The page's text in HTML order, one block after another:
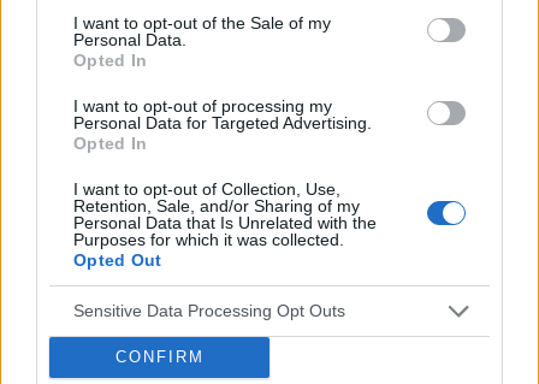
I want to opt-out of the Sale of my
Personal Data.
Opted In
I want to opt-out of processing my
Personal Data for Targeted Advertising.
Opted In
I want to opt-out of Collection, Use,
Retention, Sale, and/or Sharing of my
Personal Data that Is Unrelated with the
Purposes for which it was collected.
Opted Out
Sensitive Data Processing Opt Outs
CONFIRM
Dzień dobry, w czwartek miałam stosunek w
sobotę dostałam krwawienie z odstawienia i
nowe opakowanie tabletek pierwsza wzięłam
prawidłowo drogiej w poniedziałek zapomniałam
dwie. Moje pytanie brzmi jakie jest ryzyko ciąży
w tym przypadku biorąc pod uwagę ten
stosunek z czwartku.
Forum:Antykoncepcja
gość
Qlaira
Co robić ? Zapomniałam tabletki qlaira w 6 dniu.
Stosunek był dwa dni wcześniej. Przyjęłam